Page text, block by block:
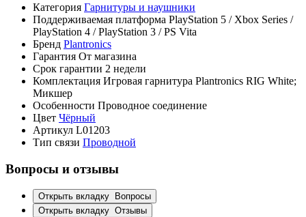
Категория Гарнитуры и наушники
Поддерживаемая платформа PlayStation 5 / Xbox Series /
PlayStation 4 / PlayStation 3 / PS Vita
Бренд Plantronics
Гарантия От магазина
Срок гарантии 2 недели
Комплектация Игровая гарнитура Plantronics RIG White;
Микшер
Особенности Проводное соединение
Цвет Чёрный
Артикул L01203
Тип связи Проводной
Вопросы и отзывы
Открыть вкладку
Вопросы
Открыть вкладку Отзывы